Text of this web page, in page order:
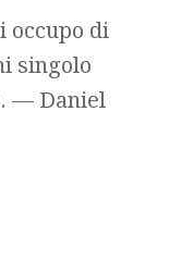
occupo di
singolo
— Daniel